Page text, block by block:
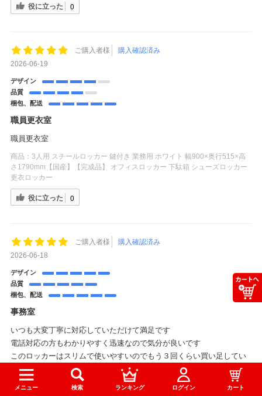
役に立った 0
ご購入者様
購入確認済み
2026-06-19
デザイン
品質
梱包、配送
職員更衣室
職員更衣室
商品： 3人用 スチールロッカー 鍵付き 業務用 ホワイト 幅900×奥行515×高
さ1790mm【国産】【完成品】 オフィスロッカー 下駄箱 シューズロッカー
更衣ロッカー
役に立った 0
ご購入者様
購入確認済み
2026-06-18
デザイン
品質
梱包、配送
事務室
いつも大変丁寧に対応していただけて満足です
電話対応の方もわかりやすく迅速なので気分が良いです
このロッカーはスリムで使いやすいのでもう３回くらい買い足してい
ます
設置してゴミも持ち帰ってくださるので本当に助かります
メニュー 検索 ランキング ログイン カート